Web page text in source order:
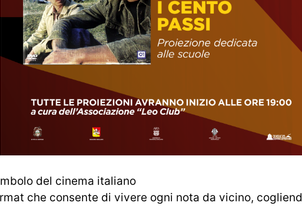
del cinema italiano
che consente di vivere ogni nota da vicino,